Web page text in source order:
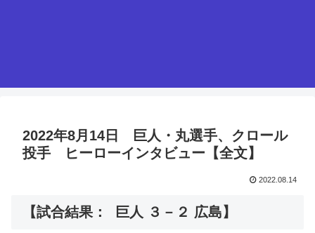
2022年8月14日 巨人・丸選手、クロール
投手 ヒーローインタビュー【全文】
2022.08.14
【試合結果： 巨人 ３－２ 広島】